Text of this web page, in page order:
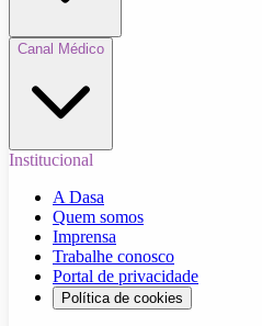
Canal Médico
Institucional
A Dasa
Quem somos
Imprensa
Trabalhe conosco
Portal de privacidade
Política de cookies